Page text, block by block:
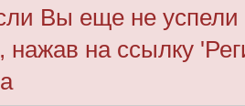
Вы еще не успели
нажав на ссылку